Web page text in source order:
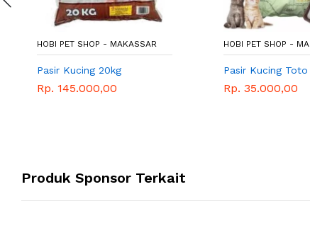
HOBI PET SHOP - MAKASSAR
Pasir Kucing 20kg
Rp. 145.000,00
HOBI PET SHOP -
Pasir Kucing Toto
Rp. 35.000,00
Produk Sponsor Terkait